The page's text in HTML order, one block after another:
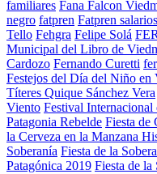
familiares Fana Falcon
negro fatpren Fatpren salarios
Tello Fehgra Felipe Solá FER
Municipal del Libro de
Cardozo Fernando Curetti
Festejos del Día del Niño en
Títeres Quique Sánchez Vera
Viento Festival
Patagonia Rebelde Fiesta de
la Cerveza en la Manzana
Soberanía Fiesta de la
Patagónica 2019 Fiesta de la